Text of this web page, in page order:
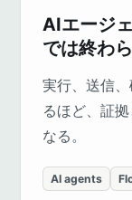
AIエージ
では終わ
実行、送信
るほど、証
なる。
AI agents